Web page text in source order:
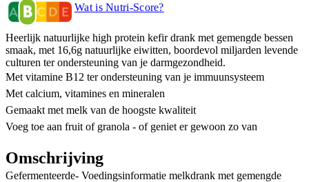
Wat is Nutri-Score?
Heerlijk natuurlijke high protein kefir drank met gemengde bessen
smaak, met 16,6g natuurlijke eiwitten, boordevol miljarden levende
culturen ter ondersteuning van je darmgezondheid.
Met vitamine B12 ter ondersteuning van je immuunsysteem
Met calcium, vitamines en mineralen
Gemaakt met melk van de hoogste kwaliteit
Voeg toe aan fruit of granola - of geniet er gewoon zo van
Omschrijving
Gefermenteerde- Voedingsinformatie melkdrank met gemengde